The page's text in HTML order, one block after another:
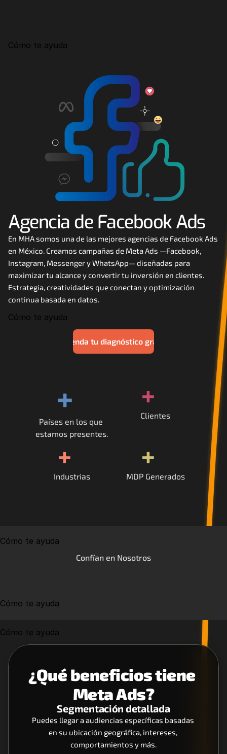
Contáctanos
Automatización
Email marketing
Careers
Docs
About
Cómo te ayuda
Agencia de Facebook Ads
En MHA somos una de las mejores agencias de Facebook Ads
en México. Creamos campañas de Meta Ads —Facebook,
Instagram, Messenger y WhatsApp— diseñadas para
maximizar tu alcance y convertir tu inversión en clientes.
Estrategia, creatividades que conectan y optimización
continua basada en datos.
Cómo te ayuda
Agenda tu diagnóstico gratis
+
Países en los que
estamos presentes.
+
Clientes
+
Industrias
+
MDP Generados
Cómo te ayuda
Confían en Nosotros
Cómo te ayuda
Cómo te ayuda
¿Qué beneficios tiene
Meta Ads?
Segmentación detallada
Puedes llegar a audiencias específicas basadas
en su ubicación geográfica, intereses,
comportamientos y más.